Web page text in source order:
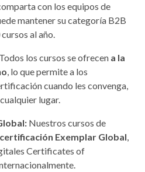
con los equipos de
mantener su categoría B2B
al año.
Todos los cursos se ofrecen a la
, lo que permite a los
cuando les convenga,
lugar.
Nuestros cursos de
Exemplar Global,
Certificates of